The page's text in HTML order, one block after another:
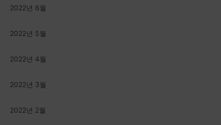
2022년 6월
2022년 5월
2022년 4월
2022년 3월
2022년 2월